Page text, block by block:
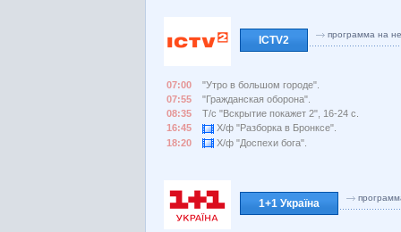
ICTV2 программа на
07:00
"Утро в большом городе".
07:55
"Гражданская оборона".
08:35
Т/с "Вскрытие покажет 2", 16-24 с.
16:45
Х/ф "Разборка в Бронксе".
18:20
Х/ф "Доспехи бога".
1+1 Україна